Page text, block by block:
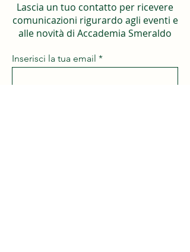
Lascia un tuo contatto per ricevere
comunicazioni rigurardo agli eventi e
alle novità di Accademia Smeraldo
Inserisci la tua email